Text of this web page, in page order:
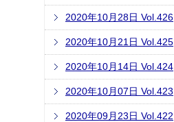
2020年10月28日 Vol.426
2020年10月21日 Vol.425
2020年10月14日 Vol.424
2020年10月07日 Vol.423
2020年09月23日 Vol.422